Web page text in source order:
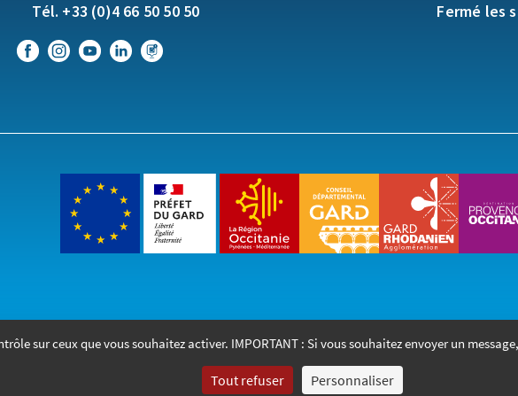
sur ceux que vous souhaitez activer. IMPORTANT : Si vous souhaitez envoyer un
Tout refuser Personnaliser
Tél. +33 (0)4 66 50 50 50
Fermé les
Accueil Accessibilité